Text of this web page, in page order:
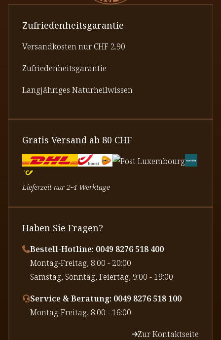
Zufriedenheitsgarantie
Versandkosten nur CHF 2.90
Zufriedenheitsgarantie
Langjähriges Naturheilwissen
Gratis Versand ab 80 CHF
Lieferzeit nur 2-4 Werktage
Haben Sie Fragen?
Bestell-Hotline: 0049 8276 518 400
⁠Montag-Freitag, 8:00 - 20:00
⁠Samstag, Sonntag, Feiertag, 9:00 - 19:00
Service & Beratung: 0049 8276 518 100
⁠Montag-Freitag, 8:00 - 16:00
Zur Kontaktseite